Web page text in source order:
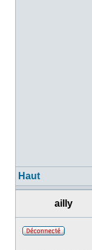
Haut
ailly